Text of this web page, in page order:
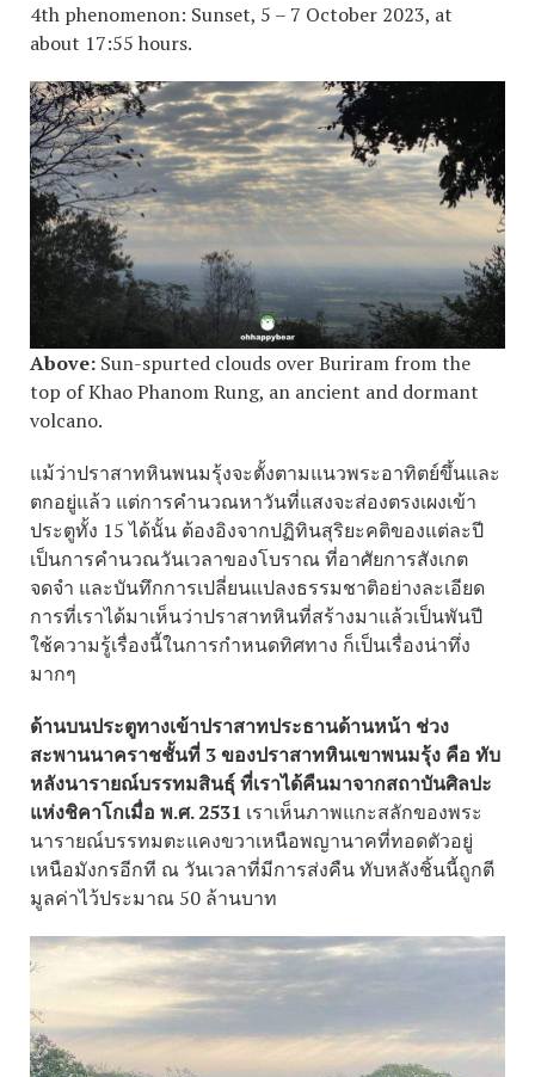
4th phenomenon: Sunset, 5 – 7 October 2023, at
about 17:55 hours.
Above: Sun-spurted clouds over Buriram from the
top of Khao Phanom Rung, an ancient and dormant
volcano.
แม้ว่าปราสาทหินพนมรุ้งจะตั้งตามแนวพระอาทิตย์ขึ้นและ
ตกอยู่แล้ว แต่การคำนวณหาวันที่แสงจะส่องตรงเผงเข้า
ประตูทั้ง 15 ได้นั้น ต้องอิงจากปฏิทินสุริยะคติของแต่ละปี
เป็นการคำนวณวันเวลาของโบราณ ที่อาศัยการสังเกต
จดจำ และบันทึกการเปลี่ยนแปลงธรรมชาติอย่างละเอียด
การที่เราได้มาเห็นว่าปราสาทหินที่สร้างมาแล้วเป็นพันปี
ใช้ความรู้เรื่องนี้ในการกำหนดทิศทาง ก็เป็นเรื่องน่าทึ่ง
มากๆ
ด้านบนประตูทางเข้าปราสาทประธานด้านหน้า ช่วง
สะพานนาคราชชั้นที่ 3 ของปราสาทหินเขาพนมรุ้ง คือ ทับ
หลังนารายณ์บรรทมสินธุ์ ที่เราได้คืนมาจากสถาบันศิลปะ
แห่งชิคาโกเมื่อ พ.ศ. 2531 เราเห็นภาพแกะสลักของพระ
นารายณ์บรรทมตะแคงขวาเหนือพญานาคที่ทอดตัวอยู่
เหนือมังกรอีกที ณ วันเวลาที่มีการส่งคืน ทับหลังชิ้นนี้ถูกตี
มูลค่าไว้ประมาณ 50 ล้านบาท